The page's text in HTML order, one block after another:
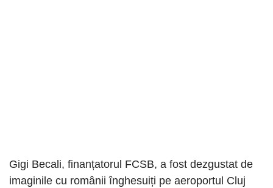
Gigi Becali, finanțatorul FCSB, a fost dezgustat de
imaginile cu românii înghesuiți pe aeroportul Cluj